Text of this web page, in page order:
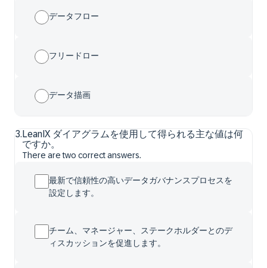
データフロー
フリードロー
データ描画
3. LeanIX ダイアグラムを使用して得られる主な値は何
ですか。
There are two correct answers.
最新で信頼性の高いデータガバナンスプロセスを
設定します。
チーム、マネージャー、ステークホルダーとのデ
ィスカッションを促進します。